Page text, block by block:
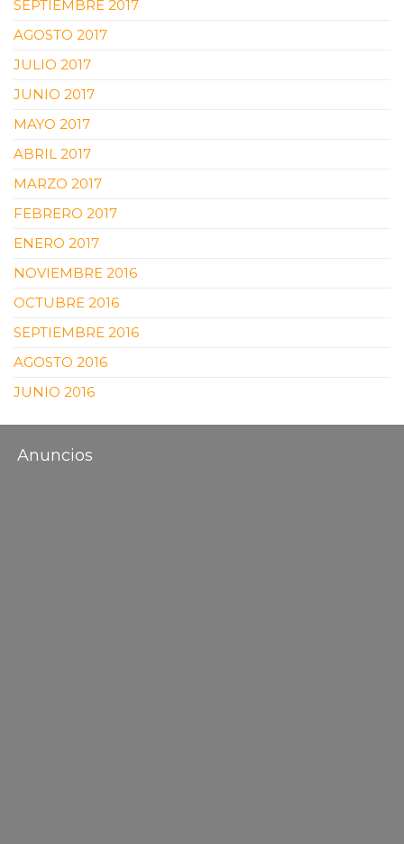
SEPTIEMBRE 2017
AGOSTO 2017
JULIO 2017
JUNIO 2017
MAYO 2017
ABRIL 2017
MARZO 2017
FEBRERO 2017
ENERO 2017
NOVIEMBRE 2016
OCTUBRE 2016
SEPTIEMBRE 2016
AGOSTO 2016
JUNIO 2016
Anuncios